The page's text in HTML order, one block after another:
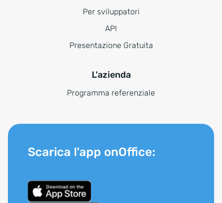
Per sviluppatori
API
Presentazione Gratuita
L'azienda
Programma referenziale
Scarica l'app onOffice: